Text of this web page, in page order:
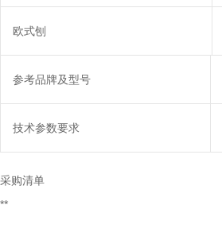
欧式刨
参考品牌及型号
技术参数要求
采购清单
**